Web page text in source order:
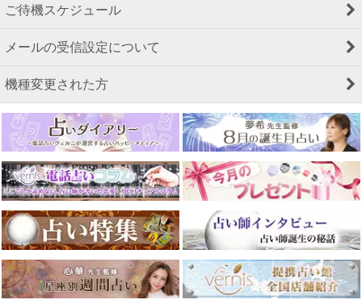
ご待機スケジュール
メールの受信設定について
機種変更された方